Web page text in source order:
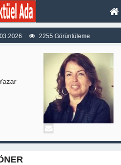
2255 Görüntüleme